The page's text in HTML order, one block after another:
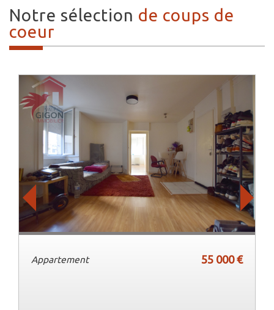
Notre sélection de coups de
coeur
Appartement 55 000 €